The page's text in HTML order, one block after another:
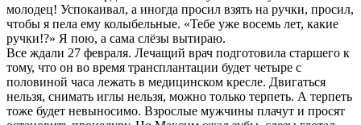
молодец! Успокаивал, а иногда просил взять на ручки, просил,
чтобы я пела ему колыбельные. «Тебе уже восемь лет, какие
ручки!?» Я пою, а сама слёзы вытираю.
Все ждали 27 февраля. Лечащий врач подготовила старшего к
тому, что он во время трансплантации будет четыре с
половиной часа лежать в медицинском кресле. Двигаться
нельзя, снимать иглы нельзя, можно только терпеть. А терпеть
тоже будет невыносимо. Взрослые мужчины плачут и просят